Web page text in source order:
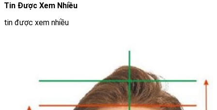
Tin Được Xem Nhiều
tin được xem nhiều